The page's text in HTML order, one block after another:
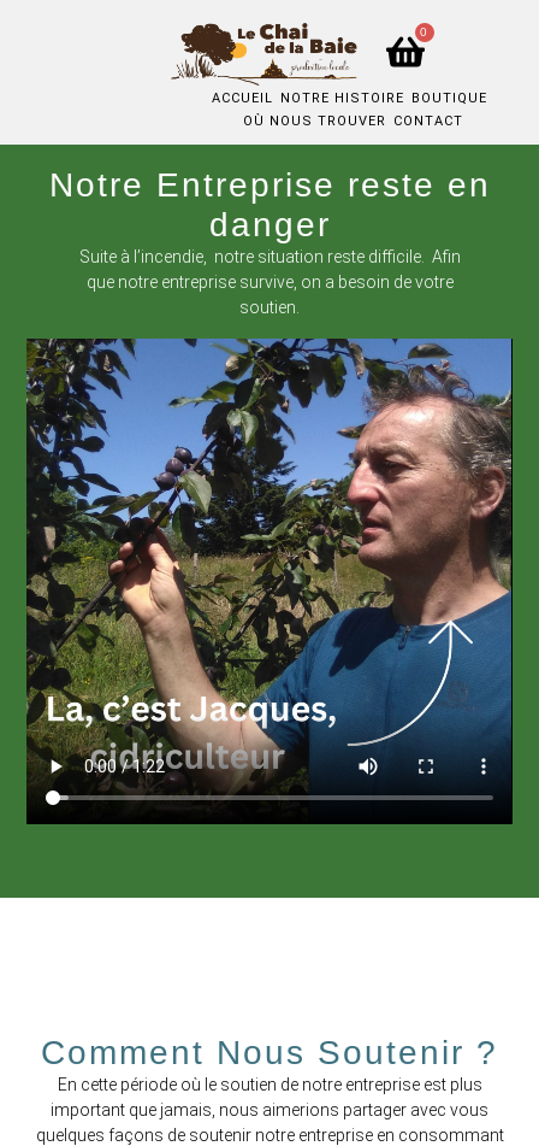
0
ACCUEIL NOTRE HISTOIRE
BOUTIQUE
OÙ NOUS TROUVER
CONTACT
Notre Entreprise reste en
danger
Suite à l’incendie, notre situation reste difficile. Afin
que notre entreprise survive, on a besoin de votre
soutien.
Comment Nous Soutenir ?
En cette période où le soutien de notre entreprise est plus
important que jamais, nous aimerions partager avec vous
quelques façons de soutenir notre entreprise en consommant